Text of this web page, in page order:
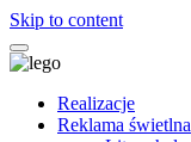
Skip to content
Realizacje
Reklama świetlna